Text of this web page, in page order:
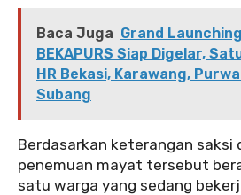
Baca Juga Grand Launching
BEKAPURS Siap Digelar,
HR Bekasi, Karawang,
Subang
Berdasarkan keterangan saksi
penemuan mayat tersebut
satu warga yang sedang